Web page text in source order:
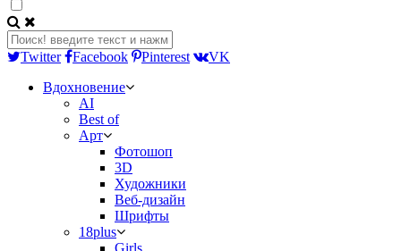
Twitter Facebook Pinterest
VK
Вдохновение
AI
Best of
Арт
Фотошоп
3D
Художники
Веб-дизайн
Шрифты
18plus
Girls